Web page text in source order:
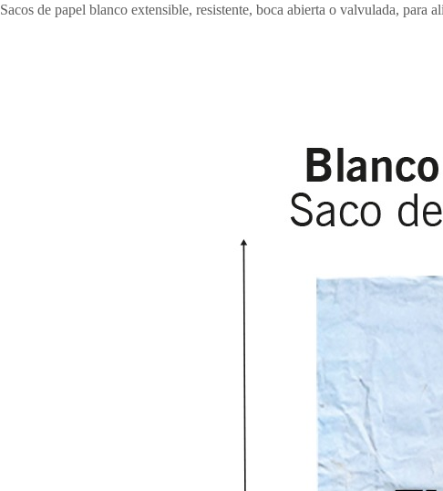
Sacos de papel blanco extensible, resistente, boca abierta o valvulada,